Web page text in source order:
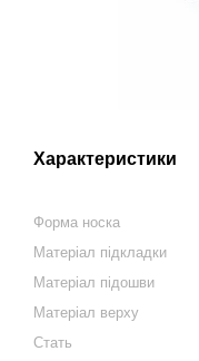
Характеристики
Форма носка
Матеріал підкладки
Матеріал підошви
Матеріал верху
Стать